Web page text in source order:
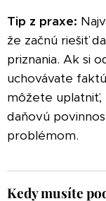
Tip z praxe:
že začnú riešiť
priznania. Ak si
uchovávate
môžete uplatniť,
daňovú
problémom.
Kedy musíte